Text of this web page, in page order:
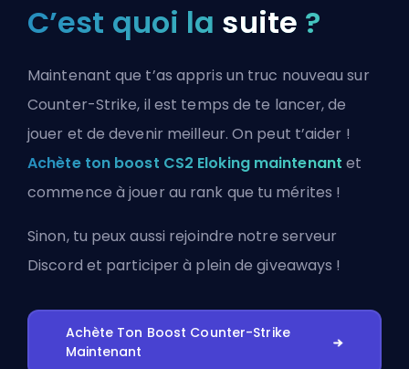
C’est quoi la suite ?
Maintenant que t’as appris un truc nouveau sur
Counter-Strike, il est temps de te lancer, de
jouer et de devenir meilleur. On peut t’aider !
Achète ton boost CS2 Eloking maintenant et
commence à jouer au rank que tu mérites !
Sinon, tu peux aussi rejoindre notre serveur
Discord et participer à plein de giveaways !
Achète Ton Boost Counter-Strike
Maintenant